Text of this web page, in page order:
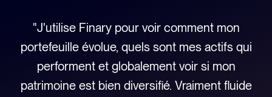
"J'utilise Finary pour voir comment mon
portefeuille évolue, quels sont mes actifs qui
performent et globalement voir si mon
patrimoine est bien diversifié. Vraiment fluide